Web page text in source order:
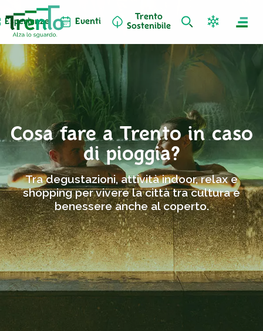
Esperienze Eventi
Trento
Sostenibile
Cosa fare a Trento in caso
di pioggia?
Tra degustazioni, attività indoor, relax e
shopping per vivere la città tra cultura e
benessere anche al coperto.